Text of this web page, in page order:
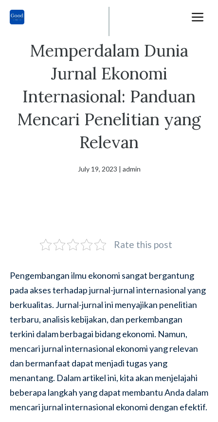
Memperdalam Dunia
Jurnal Ekonomi
Internasional: Panduan
Mencari Penelitian yang
Relevan
July 19, 2023 | admin
Rate this post
Pengembangan ilmu ekonomi sangat bergantung
pada akses terhadap jurnal-jurnal internasional yang
berkualitas. Jurnal-jurnal ini menyajikan penelitian
terbaru, analisis kebijakan, dan perkembangan
terkini dalam berbagai bidang ekonomi. Namun,
mencari jurnal internasional ekonomi yang relevan
dan bermanfaat dapat menjadi tugas yang
menantang. Dalam artikel ini, kita akan menjelajahi
beberapa langkah yang dapat membantu Anda dalam
mencari jurnal internasional ekonomi dengan efektif.